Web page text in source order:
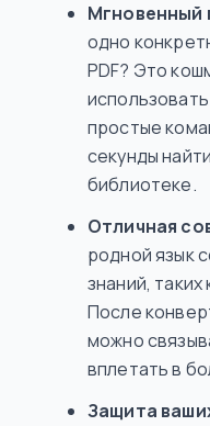
Мгновенный
одно
PDF? Это
простые
секунды
библиотеке.
Отличная
родной язык
знаний,
После
можно
вплетать в
Защита